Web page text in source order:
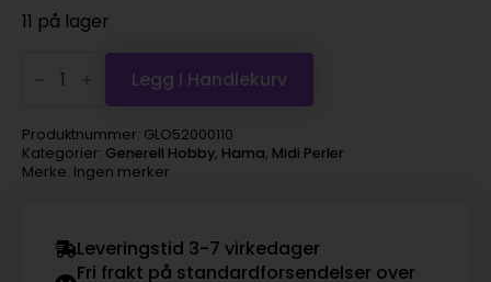
11 på lager
super
–
10
Grønn
antall
Legg I Handlekurv
Produktnummer: GLO52000110
Kategorier: Generell Hobby, Hama, Midi Perler
Merke: Ingen merker
Leveringstid 3-7 virkedager
Fri frakt på standardforsendelser over